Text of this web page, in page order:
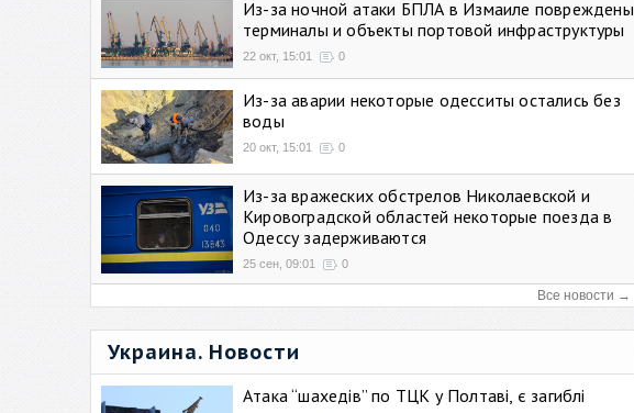
Из-за ночной атаки БПЛА в Измаиле повреждены
терминалы и объекты портовой инфраструктуры
22 окт, 15:01 0
Из-за аварии некоторые одесситы остались без
воды
20 окт, 15:01 0
Из-за вражеских обстрелов Николаевской и
Кировоградской областей некоторые поезда в
Одессу задерживаются
25 сен, 09:01 0
Все новости →
Украина. Новости
Атака “шахедів” по ТЦК у Полтаві, є загиблі